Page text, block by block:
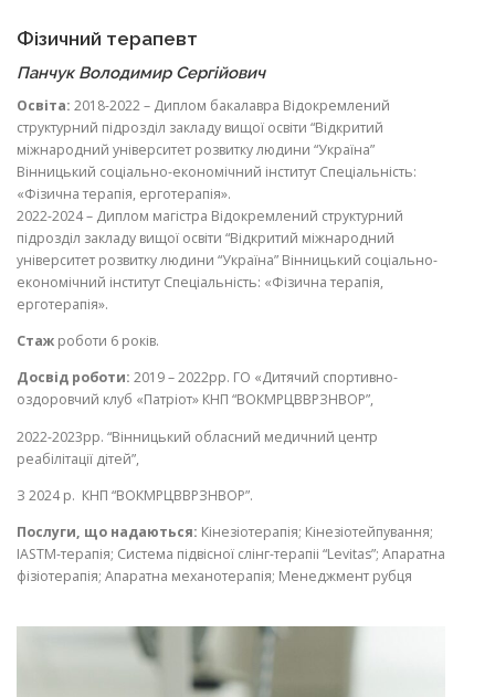
Фізичний терапевт
Панчук Володимир Сергійович
Освіта: 2018-2022 – Диплом бакалавра Відокремлений
структурний підрозділ закладу вищої освіти “Відкритий
міжнародний університет розвитку людини “Україна”
Вінницький соціально-економічний інститут Спеціальність:
«Фізична терапія, ерготерапія».
2022-2024 – Диплом магістра Відокремлений структурний
підрозділ закладу вищої освіти “Відкритий міжнародний
університет розвитку людини “Україна” Вінницький соціально-
економічний інститут Спеціальність: «Фізична терапія,
ерготерапія».
Стаж роботи 6 років.
Досвід роботи: 2019 – 2022рр. ГО «Дитячий спортивно-
оздоровчий клуб «Патріот» КНП “ВОКМРЦВВРЗНВОР”,
2022-2023рр. “Вінницький обласний медичний центр
реабілітації дітей”,
З 2024 р. КНП “ВОКМРЦВВРЗНВОР”.
Послуги, що надаються: Кінезіотерапія; Кінезіотейпування;
IASTM-терапія; Система підвісної слінг-терапіі “Levitas”; Апаратна
фізіотерапія; Апаратна механотерапія; Менеджмент рубця